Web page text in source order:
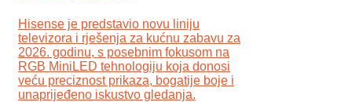
Hisense je predstavio novu liniju
televizora i rješenja za kućnu zabavu za
2026. godinu, s posebnim fokusom na
RGB MiniLED tehnologiju koja donosi
veću preciznost prikaza, bogatije boje i
unaprijeđeno iskustvo gledanja.